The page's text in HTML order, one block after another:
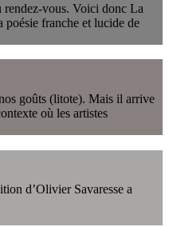
rendez-vous. Voici donc La
poésie franche et lucide de
goûts (litote). Mais il arrive
où les artistes
d’Olivier Savaresse a